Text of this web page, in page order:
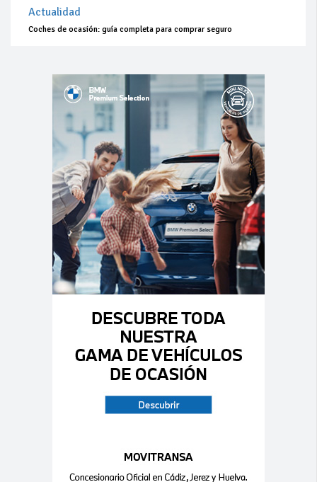
Actualidad
Coches de ocasión: guía completa para comprar seguro